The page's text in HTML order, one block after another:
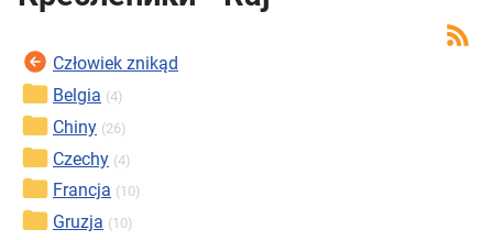
Człowiek znikąd
Belgia (4)
Chiny (26)
Czechy (4)
Francja (10)
Gruzja (10)